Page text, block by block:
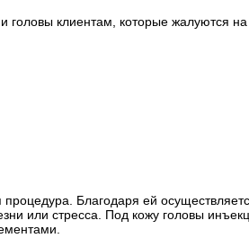
клиентам, которые жалуются
процедура. Благодаря ей
или стресса. Под кожу головы